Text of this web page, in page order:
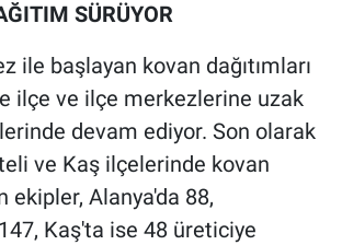
SÜRÜYOR
ile başlayan kovan dağıtımları
ilçe ve ilçe merkezlerine uzak
devam ediyor. Son olarak
ve Kaş ilçelerinde kovan
ekipler, Alanya'da 88,
Kaş'ta ise 48 üreticiye